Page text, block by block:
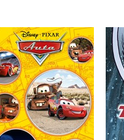
Auta - Kamarádi auta -
Komiksové příběhy
Kolektiv